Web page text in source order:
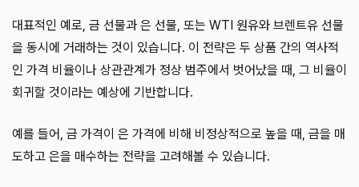
대표적인 예로, 금 선물과 은 선물, 또는 WTI 원유와 브렌트유 선물
을 동시에 거래하는 것이 있습니다. 이 전략은 두 상품 간의 역사적
인 가격 비율이나 상관관계가 정상 범주에서 벗어났을 때, 그 비율이
회귀할 것이라는 예상에 기반합니다.
예를 들어, 금 가격이 은 가격에 비해 비정상적으로 높을 때, 금을 매
도하고 은을 매수하는 전략을 고려해볼 수 있습니다.